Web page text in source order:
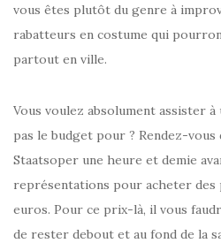
vous êtes plutôt du genre à
rabatteurs en costume qui
partout en ville.
Vous voulez absolument assister à
pas le budget pour ? Rendez-
Staatsoper une heure et demie
représentations pour acheter des
euros. Pour ce prix-là, il vous
de rester debout et au fond de la